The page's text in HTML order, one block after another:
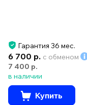
Гарантия 36 мес.
6 700 р. с обменом
7 400 р.
в наличии
Купить